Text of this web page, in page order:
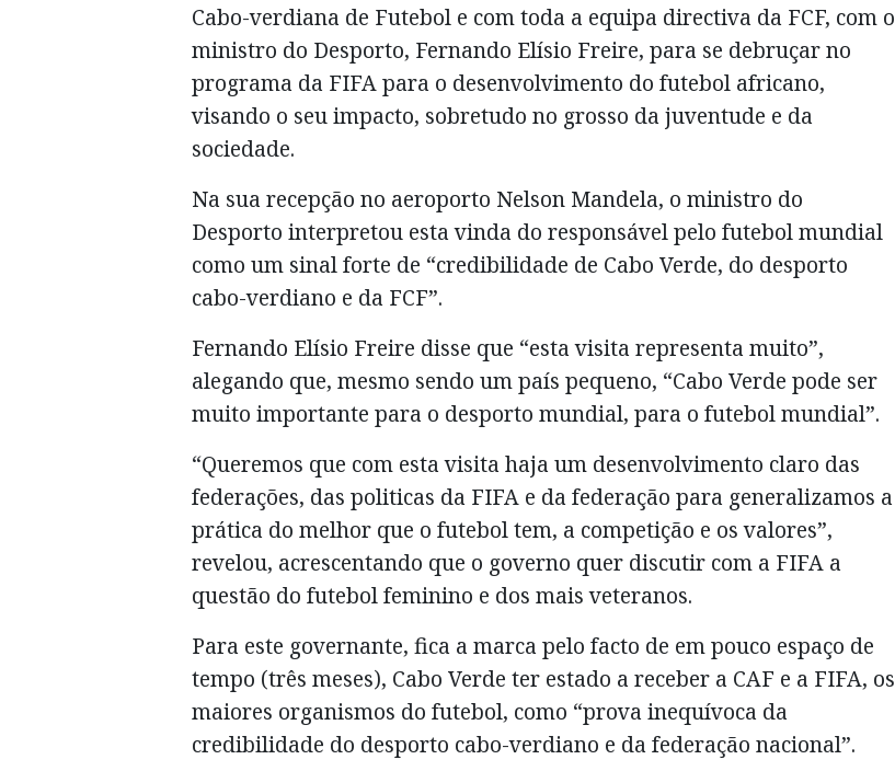
Cabo-verdiana de Futebol e com toda a equipa directiva da FCF, com o
ministro do Desporto, Fernando Elísio Freire, para se debruçar no
programa da FIFA para o desenvolvimento do futebol africano,
visando o seu impacto, sobretudo no grosso da juventude e da
sociedade.
Na sua recepção no aeroporto Nelson Mandela, o ministro do
Desporto interpretou esta vinda do responsável pelo futebol mundial
como um sinal forte de “credibilidade de Cabo Verde, do desporto
cabo-verdiano e da FCF”.
Fernando Elísio Freire disse que “esta visita representa muito”,
alegando que, mesmo sendo um país pequeno, “Cabo Verde pode ser
muito importante para o desporto mundial, para o futebol mundial”.
“Queremos que com esta visita haja um desenvolvimento claro das
federações, das politicas da FIFA e da federação para generalizamos a
prática do melhor que o futebol tem, a competição e os valores”,
revelou, acrescentando que o governo quer discutir com a FIFA a
questão do futebol feminino e dos mais veteranos.
Para este governante, fica a marca pelo facto de em pouco espaço de
tempo (três meses), Cabo Verde ter estado a receber a CAF e a FIFA, os
maiores organismos do futebol, como “prova inequívoca da
credibilidade do desporto cabo-verdiano e da federação nacional”.